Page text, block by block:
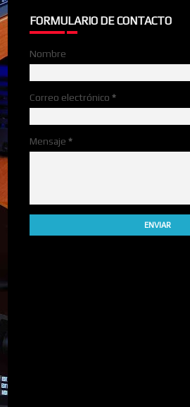
FORMULARIO DE CONTACTO
Nombre
Correo electrónico*
Mensaje*